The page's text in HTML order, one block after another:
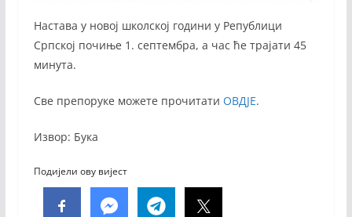
Настава у новој школској години у Републици
Српској почиње 1. септембра, а час ће трајати 45
минута.
Све препоруке можете прочитати ОВДЈЕ.
Извор: Бука
Подијели ову вијест